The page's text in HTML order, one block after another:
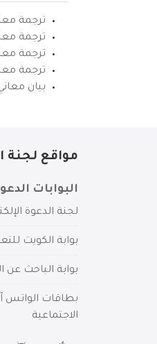
ترجمة
ترجمة
ترجمة
ترجمة
بيان
مواقع لجنة
البوابات
لجنة الدعوة
بوابة الكويت
بوابة الباحث عن
بطاقات الواتس
الاجتماعية